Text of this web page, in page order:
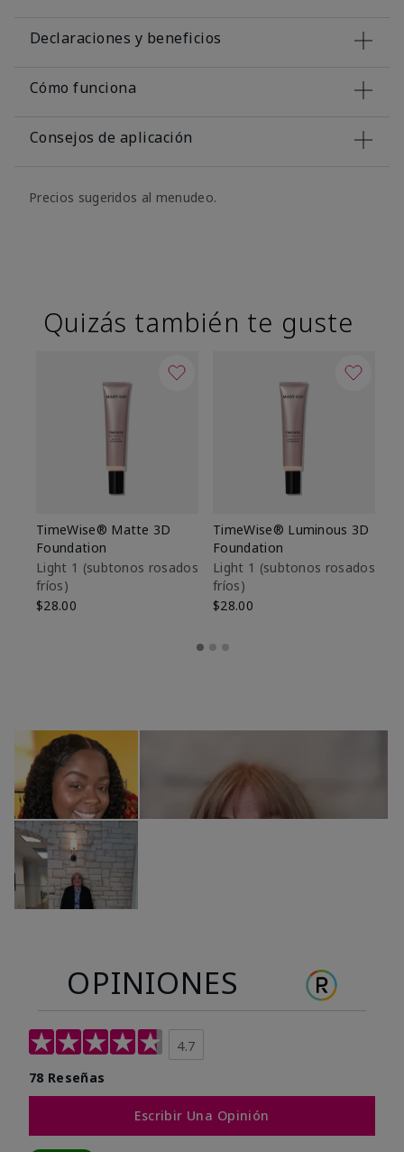
Declaraciones y beneficios
Cómo funciona
Consejos de aplicación
Precios sugeridos al menudeo.
Quizás también te guste
TimeWise® Matte 3D
Foundation
Light 1​ (subtonos rosados
fríos)
$28.00
TimeWise® Luminous 3D
Foundation
Light 1​ (subtonos rosados
fríos)
$28.00
OPINIONES
4.7
78 Reseñas
Escribir Una Opinión